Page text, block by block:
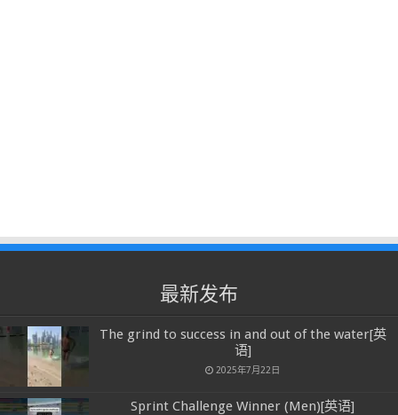
最新发布
The grind to success in and out of the water[英
语]
2025年7月22日
Sprint Challenge Winner (Men)[英语]